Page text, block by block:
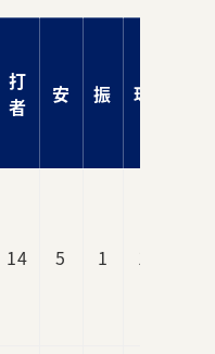
打
者
安 振 球
14 5 1